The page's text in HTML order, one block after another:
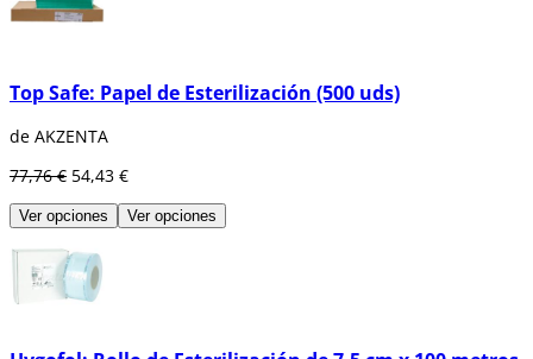
Top Safe: Papel de Esterilización (500 uds)
de AKZENTA
77,76 € 54,43 €
Ver opciones Ver opciones